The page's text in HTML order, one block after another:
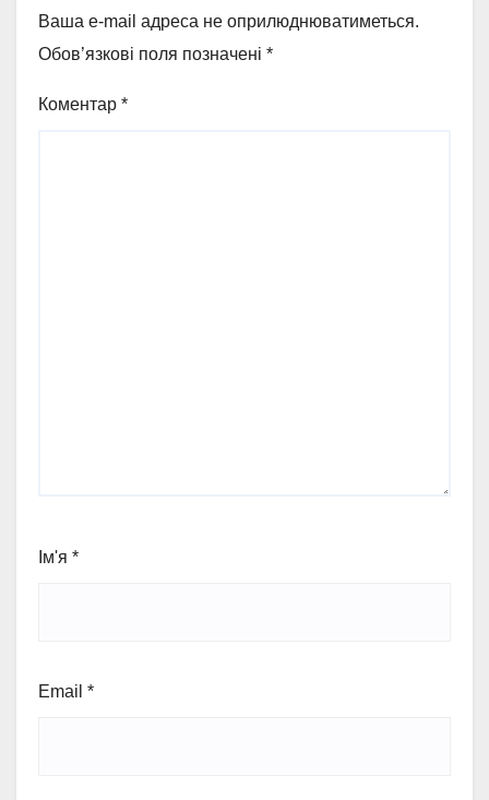
Ваша e-mail адреса не оприлюднюватиметься.
Обов’язкові поля позначені *
Коментар *
Ім'я *
Email *